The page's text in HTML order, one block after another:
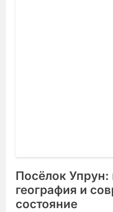
Посёлок Упрун:
география и
состояние